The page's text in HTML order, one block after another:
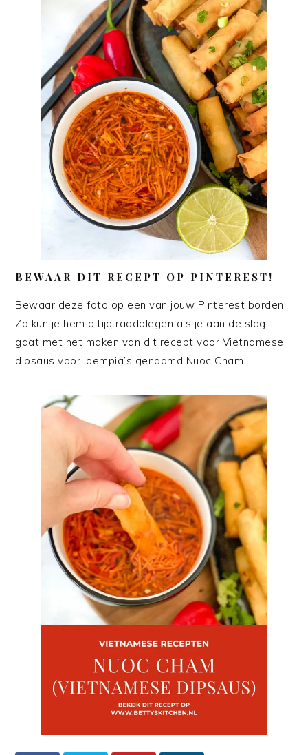
BEWAAR DIT RECEPT OP PINTEREST!
Bewaar deze foto op een van jouw Pinterest borden.
Zo kun je hem altijd raadplegen als je aan de slag
gaat met het maken van dit recept voor Vietnamese
dipsaus voor loempia’s genaamd Nuoc Cham.